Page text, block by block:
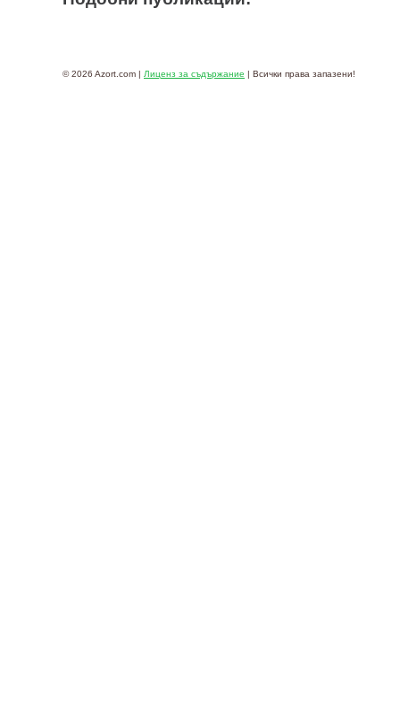
© 2026 Azort.com | Лиценз за съдържание | Всички права запазени!